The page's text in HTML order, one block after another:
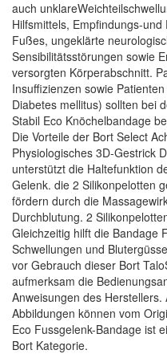
auch
Hilfsmittels, Empfindungs-
Fußes, ungeklärte
Sensibilitätsstörungen sowie
versorgten Körperabschnitt.
Insuffizienzen sowie
Diabetes mellitus) sollten bei
Stabil Eco Knöchelbandage
Die Vorteile der Bort Select
Physiologisches 3D-Gestrick
unterstützt die Haltefunktion
Gelenk. die 2 Silikonpelotten
fördern durch die
Durchblutung. 2
Gleichzeitig hilft die Bandage
Schwellungen und
vor Gebrauch dieser Bort
aufmerksam die
Anweisungen des
Abbildungen können vom
Eco Fussgelenk-Bandage ist
Bort Kategorie.